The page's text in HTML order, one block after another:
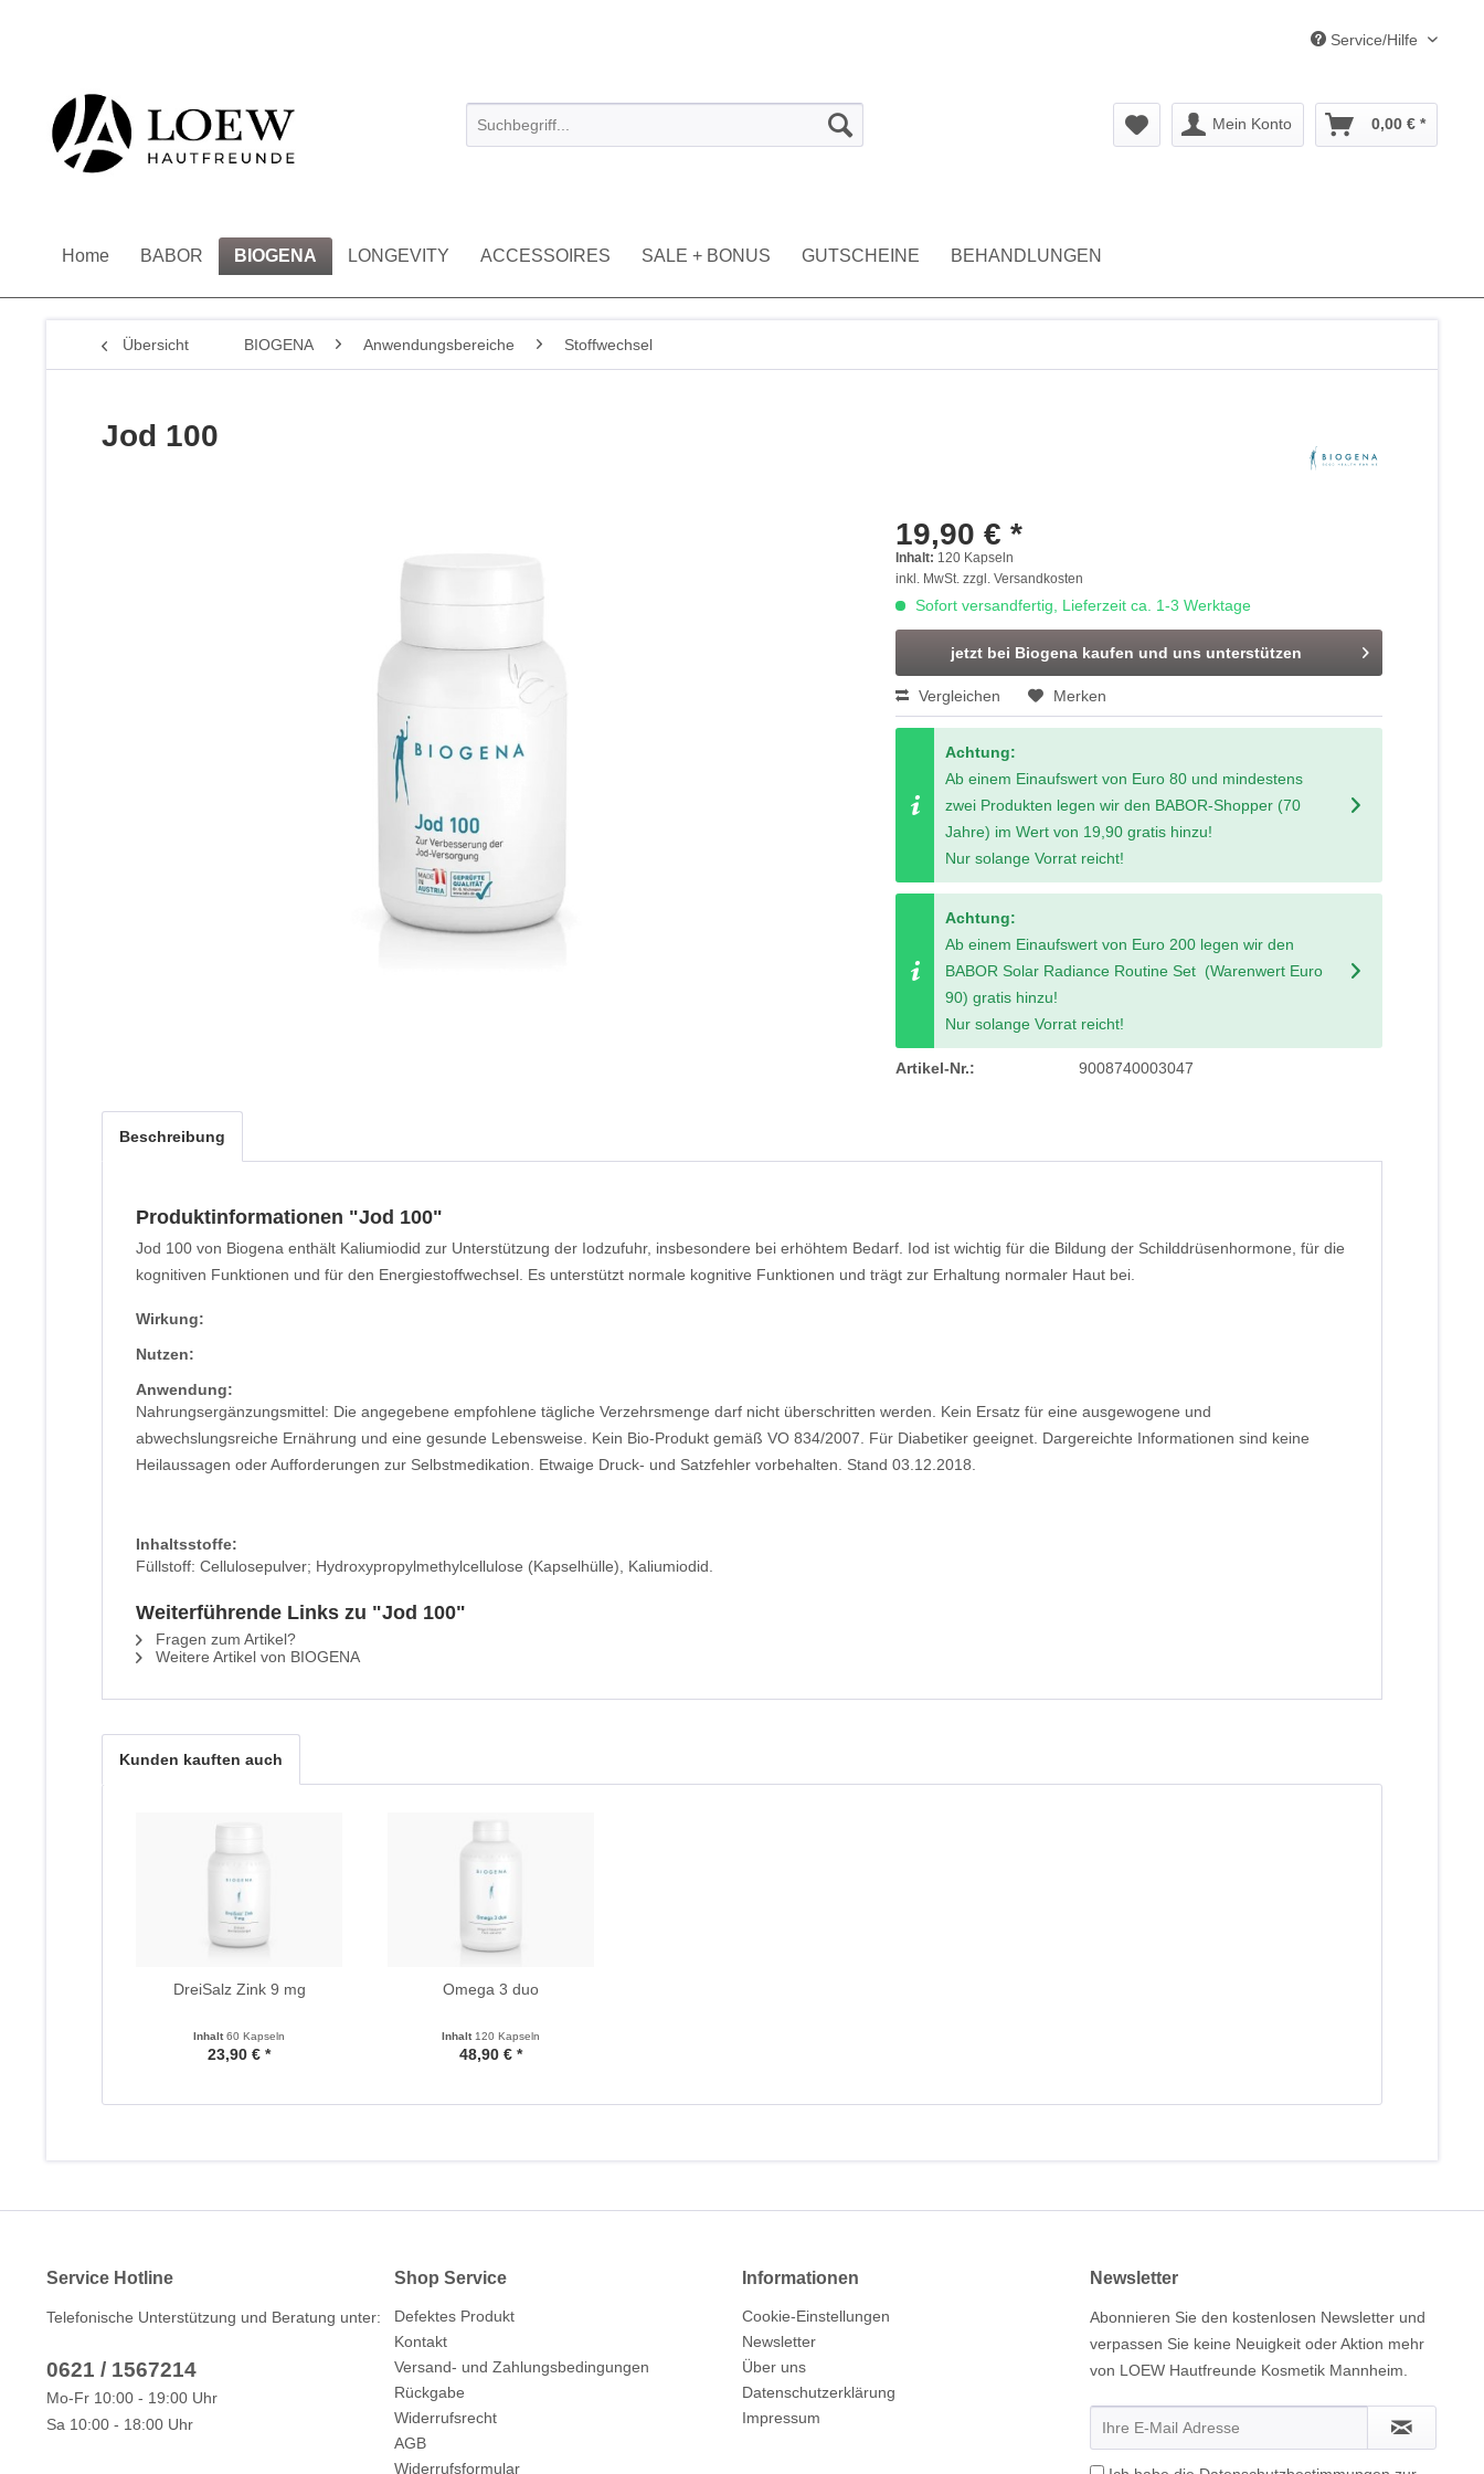
Service/Hilfe
Mein Konto 0,00 € *
Home BABOR BIOGENA LONGEVITY ACCESSOIRES SALE + BONUS GUTSCHEINE BEHANDLUNGEN
Übersicht BIOGENA Anwendungsbereiche Stoffwechsel
Jod 100
19,90 € *
Inhalt: 120 Kapseln
inkl. MwSt.zzgl. Versandkosten
Sofort versandfertig, Lieferzeit ca. 1-3 Werktage
jetzt bei Biogena kaufen und uns unterstützen
Vergleichen Merken
Achtung:
Ab einem Einaufswert von Euro 80 und mindestens
zwei Produkten legen wir den BABOR-Shopper (70
Jahre) im Wert von 19,90 gratis hinzu!
Nur solange Vorrat reicht!
Achtung:
Ab einem Einaufswert von Euro 200 legen wir den
BABOR Solar Radiance Routine Set (Warenwert Euro
90) gratis hinzu!
Nur solange Vorrat reicht!
Artikel-Nr.: 9008740003047
Beschreibung
Produktinformationen "Jod 100"
Jod 100 von Biogena enthält Kaliumiodid zur Unterstützung der Iodzufuhr, insbesondere bei erhöhtem Bedarf. Iod ist wichtig für die Bildung der Schilddrüsenhormone, für die
kognitiven Funktionen und für den Energiestoffwechsel. Es unterstützt normale kognitive Funktionen und trägt zur Erhaltung normaler Haut bei.
Wirkung:
Nutzen:
Anwendung:
Nahrungsergänzungsmittel: Die angegebene empfohlene tägliche Verzehrsmenge darf nicht überschritten werden. Kein Ersatz für eine ausgewogene und
abwechslungsreiche Ernährung und eine gesunde Lebensweise. Kein Bio-Produkt gemäß VO 834/2007. Für Diabetiker geeignet. Dargereichte Informationen sind keine
Heilaussagen oder Aufforderungen zur Selbstmedikation. Etwaige Druck- und Satzfehler vorbehalten. Stand 03.12.2018.
Inhaltsstoffe:
Füllstoff: Cellulosepulver; Hydroxypropylmethylcellulose (Kapselhülle), Kaliumiodid.
Weiterführende Links zu "Jod 100"
Fragen zum Artikel?
Weitere Artikel von BIOGENA
Kunden kauften auch
DreiSalz Zink 9 mg
Inhalt60 Kapseln
23,90 € *
Omega 3 duo
Inhalt 120 Kapseln
48,90 € *
Service Hotline
Telefonische Unterstützung und Beratung unter:
0621 / 1567214
Mo-Fr 10:00 - 19:00 Uhr
Sa 10:00 - 18:00 Uhr
Shop Service
Defektes Produkt
Kontakt
Versand- und Zahlungsbedingungen
Rückgabe
Widerrufsrecht
AGB
Widerrufsformular
Informationen
Cookie-Einstellungen
Newsletter
Über uns
Datenschutzerklärung
Impressum
Newsletter
Abonnieren Sie den kostenlosen Newsletter und
verpassen Sie keine Neuigkeit oder Aktion mehr
von LOEW Hautfreunde Kosmetik Mannheim.